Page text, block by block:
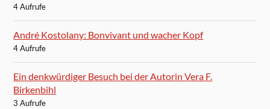
4 Aufrufe
André Kostolany: Bonvivant und wacher Kopf
4 Aufrufe
Ein denkwürdiger Besuch bei der Autorin Vera F.
Birkenbihl
3 Aufrufe